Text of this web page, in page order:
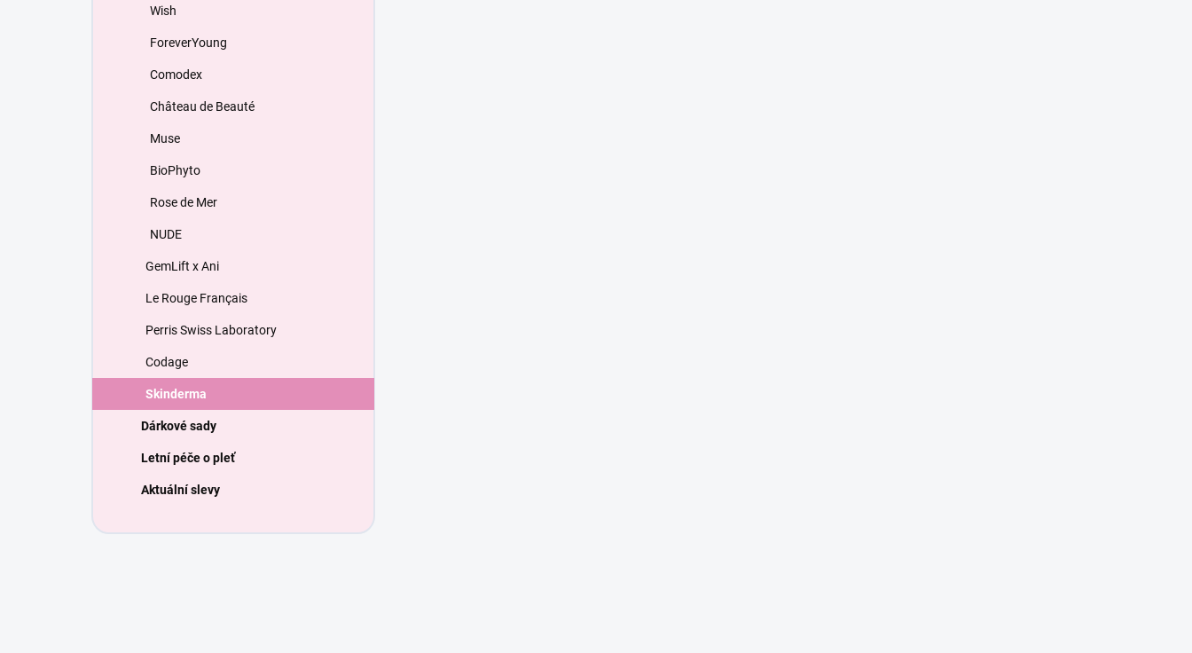
Wish
ForeverYoung
Comodex
Château de Beauté
Muse
BioPhyto
Rose de Mer
NUDE
GemLift x Ani
Le Rouge Français
Perris Swiss Laboratory
Codage
Skinderma
Dárkové sady
Letní péče o pleť
Aktuální slevy